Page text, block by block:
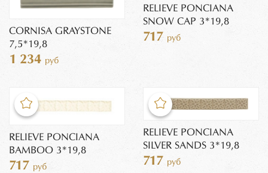
CORNISA GRAYSTONE
7,5*19,8
1 234 руб
RELIEVE PONCIANA
SNOW CAP 3*19,8
717 руб
RELIEVE PONCIANA
BAMBOO 3*19,8
717 руб
RELIEVE PONCIANA
SILVER SANDS 3*19,8
717 руб